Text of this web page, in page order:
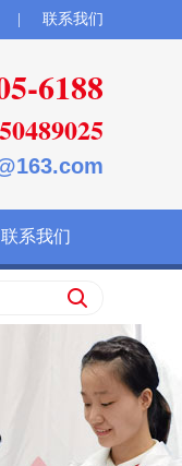
联系我们
6188
联系我们